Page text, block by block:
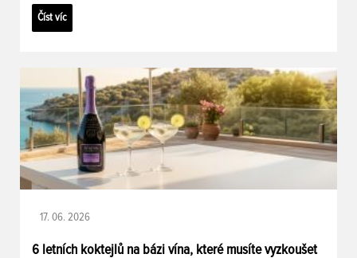
Číst víc
17. 06. 2026
6 letních koktejlů na bázi vína, které musíte vyzkoušet